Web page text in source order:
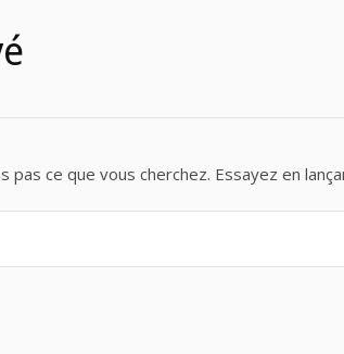
pas ce que vous cherchez. Essayez en